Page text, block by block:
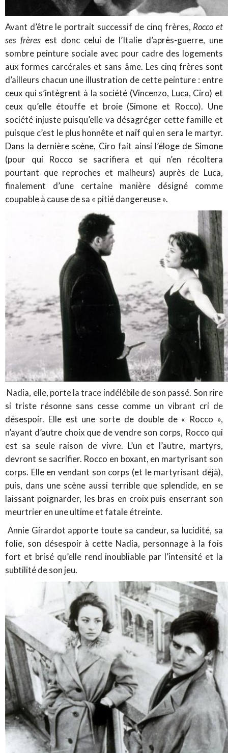
Avant d’être le portrait successif de cinq frères, Rocco et
ses frèresest donc celui de l’Italie d’après-guerre, une
sombre peinture sociale avec pour cadre des logements
aux formes carcérales et sans âme. Les cinq frères sont
d’ailleurs chacun une illustration de cette peinture : entre
ceux qui s’intègrent à la société (Vincenzo, Luca, Ciro) et
ceux qu’elle étouffe et broie (Simone et Rocco). Une
société injuste puisqu’elle va désagréger cette famille et
puisque c’est le plus honnête et naïf qui en sera le martyr.
Dans la dernière scène, Ciro fait ainsi l’éloge de Simone
(pour qui Rocco se sacrifiera et qui n’en récoltera
pourtant que reproches et malheurs) auprès de Luca,
finalement d’une certaine manière désigné comme
coupable à cause de sa « pitié dangereuse ».
Nadia, elle, porte la trace indélébile de son passé. Son rire
si triste résonne sans cesse comme un vibrant cri de
désespoir. Elle est une sorte de double de « Rocco »,
n’ayant d’autre choix que de vendre son corps, Rocco qui
est sa seule raison de vivre. L’un et l’autre, martyrs,
devront se sacrifier. Rocco en boxant, en martyrisant son
corps. Elle en vendant son corps (et le martyrisant déjà),
puis, dans une scène aussi terrible que splendide, en se
laissant poignarder, les bras en croix puis enserrant son
meurtrier en une ultime et fatale étreinte.
Annie Girardot apporte toute sa candeur, sa lucidité, sa
folie, son désespoir à cette Nadia, personnage à la fois
fort et brisé qu’elle rend inoubliable par l’intensité et la
subtilité de son jeu.